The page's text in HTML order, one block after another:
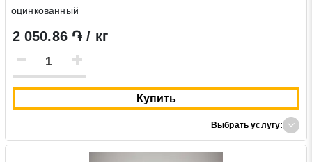
оцинкованный
2 050.86 ֏ / кг
Купить
Выбрать услугу: